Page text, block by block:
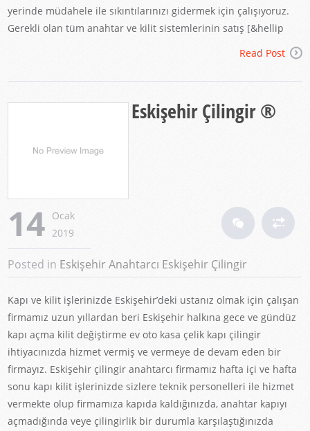
yerinde müdahele ile sıkıntılarınızı gidermek için çalışıyoruz.
Gerekli olan tüm anahtar ve kilit sistemlerinin satış [&hellip
Read Post
Eskişehir Çilingir ®
14 Ocak
2019
Posted in Eskişehir Anahtarcı Eskişehir Çilingir
Kapı ve kilit işlerinizde Eskişehir’deki ustanız olmak için çalışan
firmamız uzun yıllardan beri Eskişehir halkına gece ve gündüz
kapı açma kilit değiştirme ev oto kasa çelik kapı çilingir
ihtiyacınızda hizmet vermiş ve vermeye de devam eden bir
firmayız. Eskişehir çilingir anahtarcı firmamız hafta içi ve hafta
sonu kapı kilit işlerinizde sizlere teknik personelleri ile hizmet
vermekte olup firmamıza kapıda kaldığınızda, anahtar kapıyı
açmadığında veye çilingirlik bir durumla karşılaştığınızda